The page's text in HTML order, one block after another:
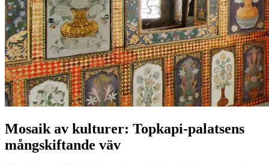
Mosaik av kulturer: Topkapi-palatsens
mångskiftande väv